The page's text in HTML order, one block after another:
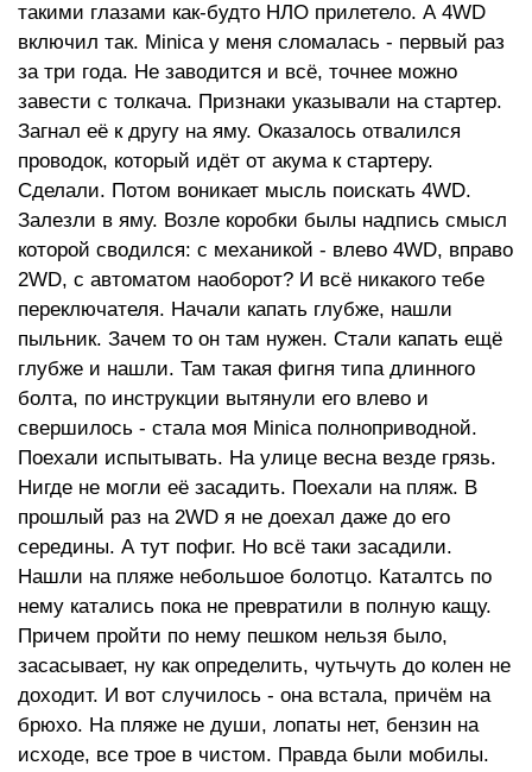
такими глазами как-будто НЛО прилетело. А 4WD
включил так. Minica у меня сломалась - первый раз
за три года. Не заводится и всё, точнее можно
завести с толкача. Признаки указывали на стартер.
Загнал её к другу на яму. Оказалось отвалился
проводок, который идёт от акума к стартеру.
Сделали. Потом воникает мысль поискать 4WD.
Залезли в яму. Возле коробки былы надпись смысл
которой сводился: с механикой - влево 4WD, вправо
2WD, с автоматом наоборот? И всё никакого тебе
переключателя. Начали капать глубже, нашли
пыльник. Зачем то он там нужен. Стали капать ещё
глубже и нашли. Там такая фигня типа длинного
болта, по инструкции вытянули его влево и
свершилось - стала моя Minica полноприводной.
Поехали испытывать. На улице весна везде грязь.
Нигде не могли её засадить. Поехали на пляж. В
прошлый раз на 2WD я не доехал даже до его
середины. А тут пофиг. Но всё таки засадили.
Нашли на пляже небольшое болотцо. Каталтсь по
нему катались пока не превратили в полную кащу.
Причем пройти по нему пешком нельзя было,
засасывает, ну как определить, чутьчуть до колен не
доходит. И вот случилось - она встала, причём на
брюхо. На пляже не души, лопаты нет, бензин на
исходе, все трое в чистом. Правда были мобилы.